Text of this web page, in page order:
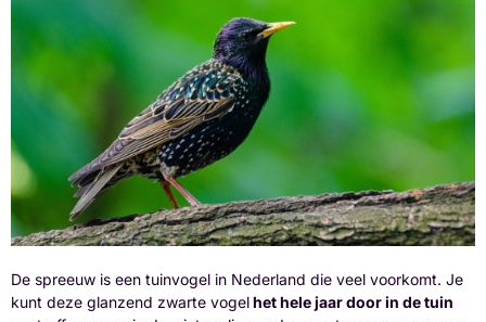
De spreeuw is een tuinvogel in Nederland die veel voorkomt. Je
kunt deze glanzend zwarte vogelhet hele jaar door in de tuin